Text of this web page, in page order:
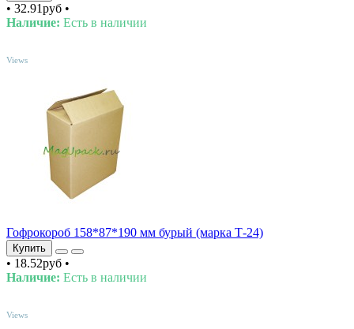
• 32.91руб •
Наличие: Есть в наличии
Views
Гофрокороб 158*87*190 мм бурый (марка Т-24)
Купить
• 18.52руб •
Наличие: Есть в наличии
Views